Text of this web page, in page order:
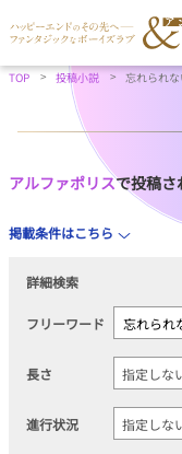
TOP 投稿小説 忘れられ
アルファポリスで投稿さ
掲載条件はこちら
詳細検索
フリーワード
長さ
進行状況